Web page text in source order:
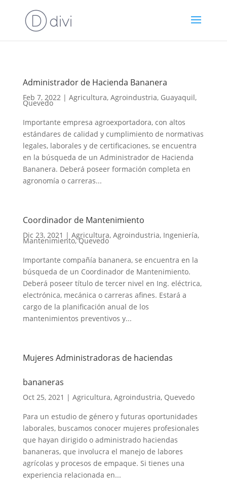
Administrador de Hacienda Bananera
Feb 7, 2022| Agricultura, Agroindustria, Guayaquil,
Quevedo
Importante empresa agroexportadora, con altos
estándares de calidad y cumplimiento de normativas
legales, laborales y de certificaciones, se encuentra
en la búsqueda de un Administrador de Hacienda
Bananera. Deberá poseer formación completa en
agronomía o carreras...
Coordinador de Mantenimiento
Dic 23, 2021 | Agricultura, Agroindustria, Ingeniería,
Mantenimiento,Quevedo
Importante compañía bananera, se encuentra en la
búsqueda de un Coordinador de Mantenimiento.
Deberá poseer título de tercer nivel en Ing. eléctrica,
electrónica, mecánica o carreras afines. Estará a
cargo de la planificación anual de los
mantenimientos preventivos y...
Mujeres Administradoras de haciendas
bananeras
Oct 25, 2021 | Agricultura, Agroindustria, Quevedo
Para un estudio de género y futuras oportunidades
laborales, buscamos conocer mujeres profesionales
que hayan dirigido o administrado haciendas
bananeras, que involucra el manejo de labores
agrícolas y procesos de empaque. Si tienes una
experiencia relacionada en...